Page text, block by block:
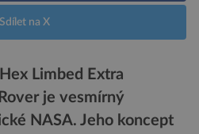
Sdílet na X
Limbed Extra
je vesmírný
NASA. Jeho koncept